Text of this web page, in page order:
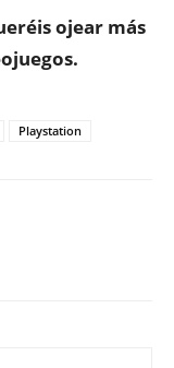
ojear más
Playstation